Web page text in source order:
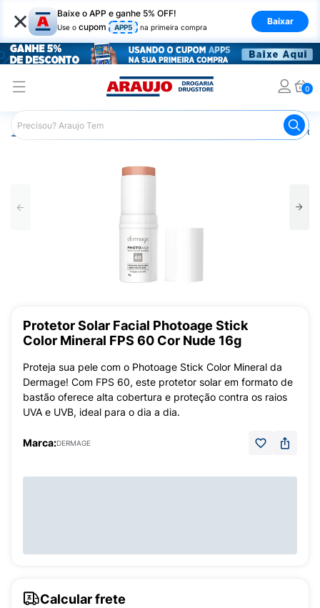
× Baixe o APP e ganhe 5% OFF!
Use o cupom APP5 na primeira compra
Baixar
0
Araujo Beleza e Cuidados
Protetor Solar Facial Photoage Stick
Color Mineral FPS 60 Cor Nude 16g
Proteja sua pele com o Photoage Stick Color Mineral da
Dermage! Com FPS 60, este protetor solar em formato de
bastão oferece alta cobertura e proteção contra os raios
UVA e UVB, ideal para o dia a dia.
Marca:DERMAGE
Calcular frete